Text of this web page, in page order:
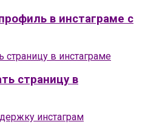
в инстаграме с
страницу в